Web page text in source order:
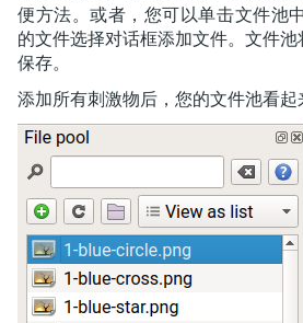
便方法。或者，您可以单击文件池
的文件选择对话框添加文件。文件
保存。
添加所有刺激物后，您的文件池看起